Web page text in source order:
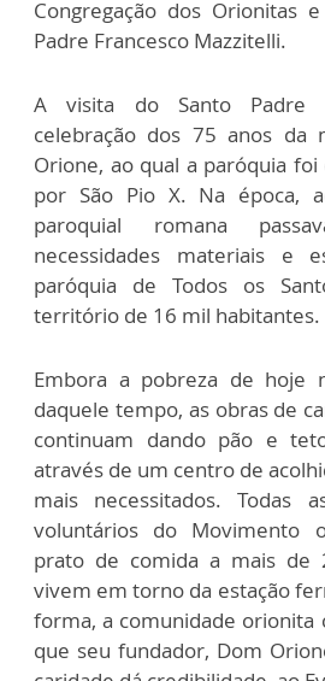
Congregação dos Orionitas
Padre Francesco Mazzitelli.
A visita do Santo Padre
celebração dos 75 anos da
Orione, ao qual a paróquia
por São Pio X. Na época,
paroquial romana
necessidades materiais e
paróquia de Todos os
território de 16 mil habitantes.
Embora a pobreza de hoje
daquele tempo, as obras de
continuam dando pão e
através de um centro de
mais necessitados. Todas
voluntários do Movimento
prato de comida a mais de
vivem em torno da estação
forma, a comunidade orionita
que seu fundador, Dom